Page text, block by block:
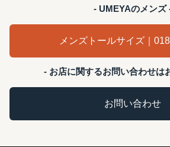
- UMEYAのメンズ
メンズトールサイズ｜
- お店に関するお問い合わせは
お問い合わせ